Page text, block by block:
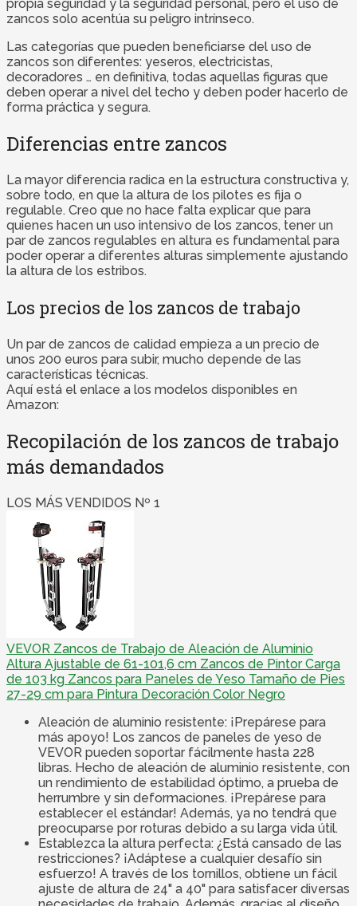
propia seguridad y la seguridad personal, pero el uso de
zancos solo acentúa su peligro intrínseco.
Las categorías que pueden beneficiarse del uso de
zancos son diferentes: yeseros, electricistas,
decoradores … en definitiva, todas aquellas figuras que
deben operar a nivel del techo y deben poder hacerlo de
forma práctica y segura.
Diferencias entre zancos
La mayor diferencia radica en la estructura constructiva y,
sobre todo, en que la altura de los pilotes es fija o
regulable. Creo que no hace falta explicar que para
quienes hacen un uso intensivo de los zancos, tener un
par de zancos regulables en altura es fundamental para
poder operar a diferentes alturas simplemente ajustando
la altura de los estribos.
Los precios de los zancos de trabajo
Un par de zancos de calidad empieza a un precio de
unos 200 euros para subir, mucho depende de las
características técnicas.
Aquí está el enlace a los modelos disponibles en
Amazon:
Recopilación de los zancos de trabajo
más demandados
LOS MÁS VENDIDOS Nº 1
VEVOR Zancos de Trabajo de Aleación de Aluminio
Altura Ajustable de 61-101,6 cm Zancos de Pintor Carga
de 103 kg Zancos para Paneles de Yeso Tamaño de Pies
27-29 cm para Pintura Decoración Color Negro
Aleación de aluminio resistente: ¡Prepárese para
más apoyo! Los zancos de paneles de yeso de
VEVOR pueden soportar fácilmente hasta 228
libras. Hecho de aleación de aluminio resistente, con
un rendimiento de estabilidad óptimo, a prueba de
herrumbre y sin deformaciones. ¡Prepárese para
establecer el estándar! Además, ya no tendrá que
preocuparse por roturas debido a su larga vida útil.
Establezca la altura perfecta: ¿Está cansado de las
restricciones? ¡Adáptese a cualquier desafío sin
esfuerzo! A través de los tornillos, obtiene un fácil
ajuste de altura de 24" a 40" para satisfacer diversas